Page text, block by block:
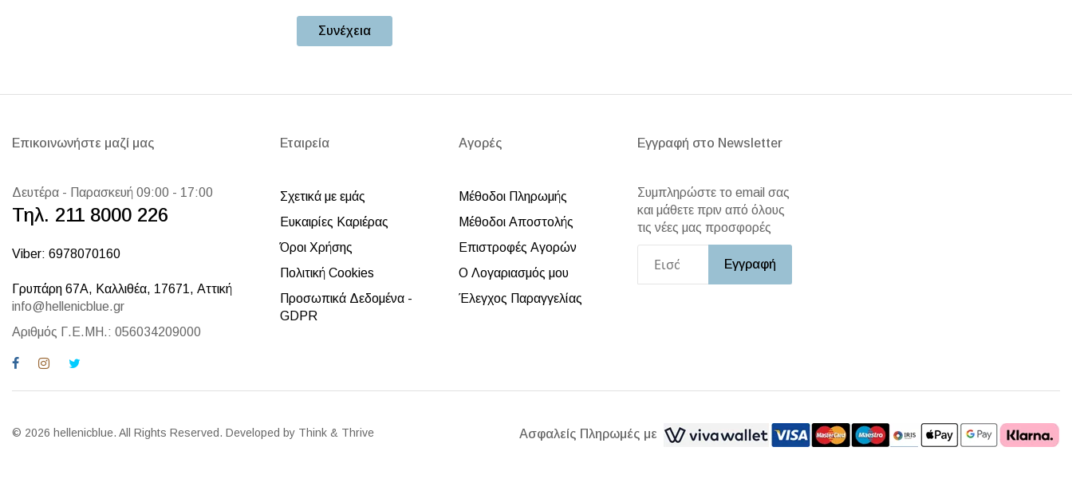
Συνέχεια
Επικοινωνήστε μαζί μας
Δευτέρα - Παρασκευή 09:00 - 17:00
Τηλ. 211 8000 226
Viber: 6978070160
Γρυπάρη 67Α, Καλλιθέα, 17671, Αττική
info@hellenicblue.gr
Αριθμός Γ.Ε.ΜΗ.: 056034209000
Εταιρεία
Σχετικά με εμάς
Ευκαιρίες Καριέρας
Όροι Χρήσης
Πολιτική Cookies
Προσωπικά Δεδομένα -
GDPR
Αγορές
Μέθοδοι Πληρωμής
Μέθοδοι Αποστολής
Επιστροφές Αγορών
Ο Λογαριασμός μου
Έλεγχος Παραγγελίας
Εγγραφή στο Newsletter
Συμπληρώστε το email σας
και μάθετε πριν από όλους
τις νέες μας προσφορές
Εγγραφή
© 2026 hellenicblue. All Rights Reserved. Developed by Think & Thrive Ασφαλείς Πληρωμές με